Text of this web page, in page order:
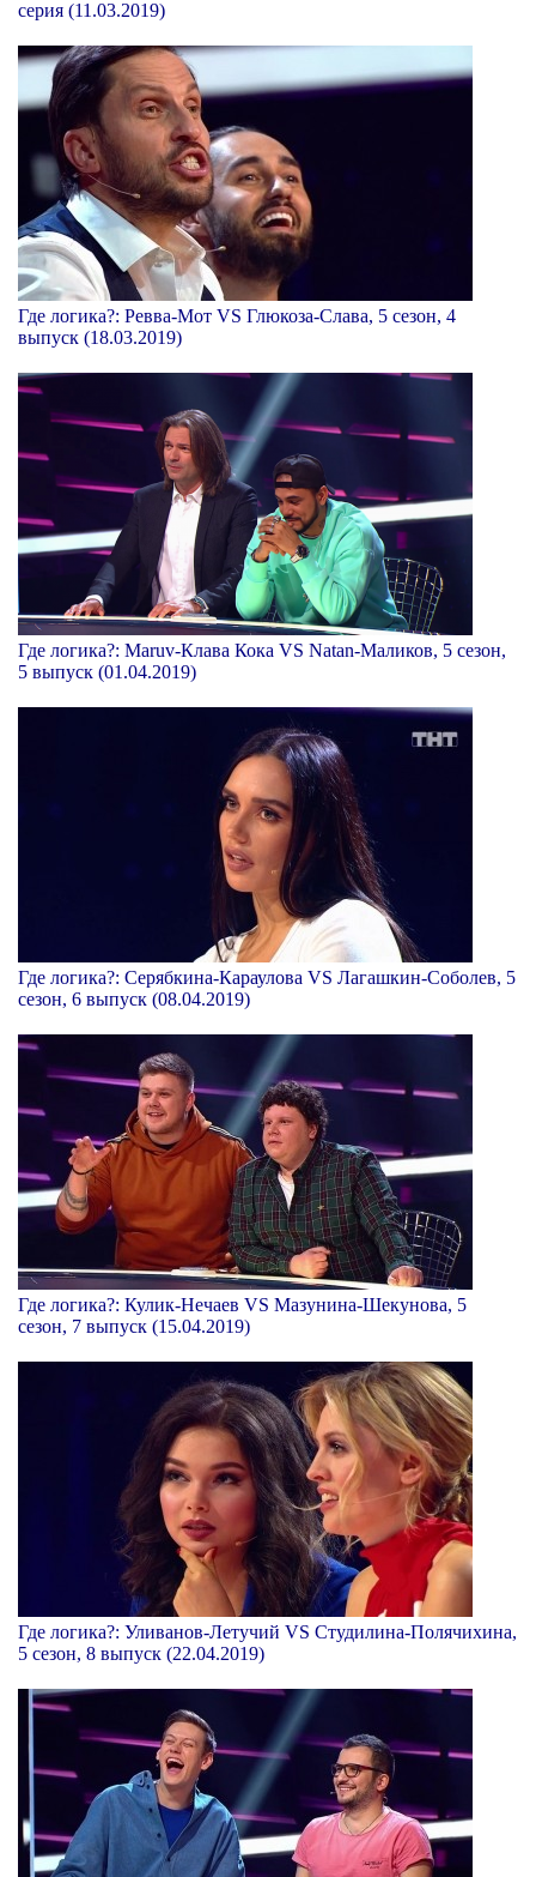
серия (11.03.2019)
Где логика?: Ревва-Мот VS Глюкоза-Слава, 5 сезон, 4
выпуск (18.03.2019)
Где логика?: Maruv-Клава Кока VS Natan-Маликов, 5 сезон,
5 выпуск (01.04.2019)
Где логика?: Серябкина-Караулова VS Лагашкин-Соболев, 5
сезон, 6 выпуск (08.04.2019)
Где логика?: Кулик-Нечаев VS Мазунина-Шекунова, 5
сезон, 7 выпуск (15.04.2019)
Где логика?: Уливанов-Летучий VS Студилина-Полячихина,
5 сезон, 8 выпуск (22.04.2019)